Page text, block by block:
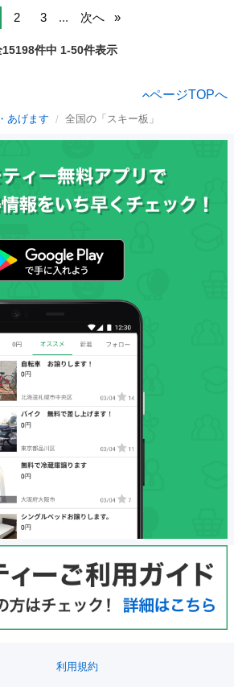
2 3 ... 次へ
15198件中 1-50件表示
ページTOPへ
あげます 全国の「スキー板」
利用規約